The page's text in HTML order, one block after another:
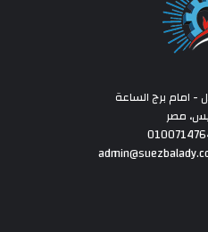
- امام برج الساعة
مصر